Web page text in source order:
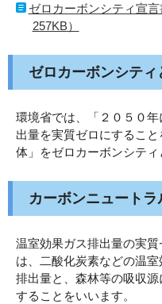
ゼロカーボンシティ宣
257KB）
ゼロカーボンシティ
環境省では、「２０５０
出量を実質ゼロにするこ
体」をゼロカーボンシティ
カーボンニュートラ
温室効果ガス排出量の実
は、二酸化炭素などの温
排出量と、森林等の吸収
することをいいます。